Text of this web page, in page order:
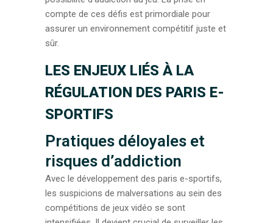
compte de ces défis est primordiale pour
assurer un environnement compétitif juste et
sûr.
LES ENJEUX LIÉS À LA
RÉGULATION DES PARIS E-
SPORTIFS
Pratiques déloyales et
risques d’addiction
Avec le développement des paris e-sportifs,
les suspicions de malversations au sein des
compétitions de jeux vidéo se sont